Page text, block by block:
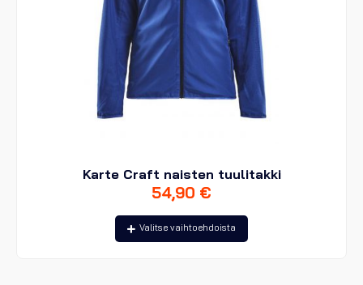
Karte Craft naisten tuulitakki
54,90 €
Valitse vaihtoehdoista
Tällä
tuotteella